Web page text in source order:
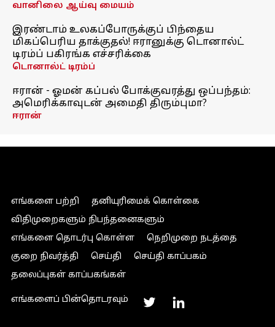
வானிலை ஆய்வு மையம்
இரண்டாம் உலகப்போருக்குப் பிந்தைய
மிகப்பெரிய தாக்குதல்! ஈரானுக்கு டொனால்ட்
டிரம்ப் பகிரங்க எச்சரிக்கை
டொனால்ட் டிரம்ப்
ஈரான் - ஓமன் கப்பல் போக்குவரத்து ஒப்பந்தம்:
அமெரிக்காவுடன் அமைதி திரும்புமா?
ஈரான்
எங்களை பற்றி
தனியுரிமைக் கொள்கை
விதிமுறைகளும் நிபந்தனைகளும்
எங்களை தொடர்பு கொள்ள
நெறிமுறை நடத்தை
குறை நிவர்த்தி
செய்தி
செய்தி காப்பகம்
தலைப்புகள் காப்பகங்கள்
எங்களைப் பின்தொடரவும்